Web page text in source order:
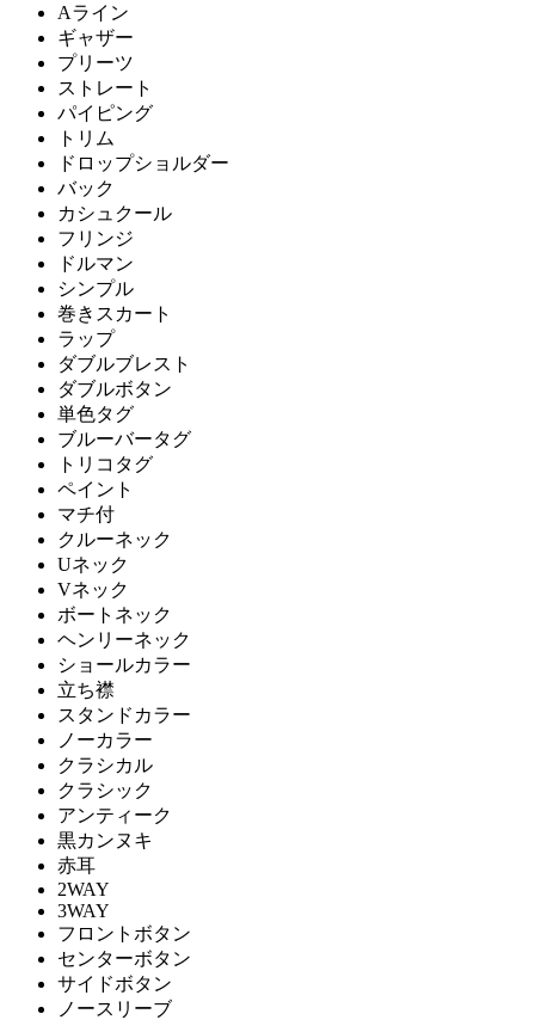
Aライン
ギャザー
プリーツ
ストレート
パイピング
トリム
ドロップショルダー
バック
カシュクール
フリンジ
ドルマン
シンプル
巻きスカート
ラップ
ダブルブレスト
ダブルボタン
単色タグ
ブルーバータグ
トリコタグ
ペイント
マチ付
クルーネック
Uネック
Vネック
ボートネック
ヘンリーネック
ショールカラー
立ち襟
スタンドカラー
ノーカラー
クラシカル
クラシック
アンティーク
黒カンヌキ
赤耳
2WAY
3WAY
フロントボタン
センターボタン
サイドボタン
ノースリーブ